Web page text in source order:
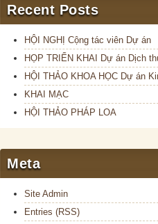
Recent Posts
HỘI NGHỊ Cộng tác viên Dự án
HỌP TRIỂN KHAI Dự án Dịch
HỘI THẢO KHOA HỌC Dự án
KHAI MẠC
HỘI THẢO PHÁP LOA
Meta
Site Admin
Entries (RSS)